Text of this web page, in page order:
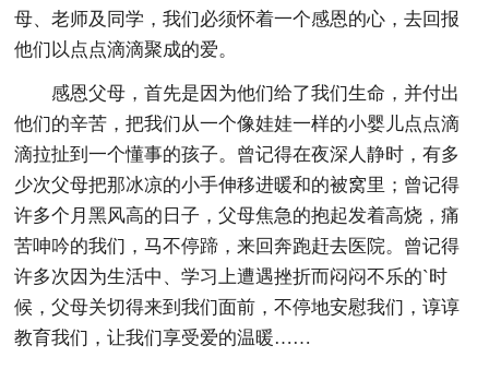
母、老师及同学，我们必须怀着一个感恩的心，去回报
他们以点点滴滴聚成的爱。
感恩父母，首先是因为他们给了我们生命，并付出
他们的辛苦，把我们从一个像娃娃一样的小婴儿点点滴
滴拉扯到一个懂事的孩子。曾记得在夜深人静时，有多
少次父母把那冰凉的小手伸移进暖和的被窝里；曾记得
许多个月黑风高的日子，父母焦急的抱起发着高烧，痛
苦呻吟的我们，马不停蹄，来回奔跑赶去医院。曾记得
许多次因为生活中、学习上遭遇挫折而闷闷不乐的`时
候，父母关切得来到我们面前，不停地安慰我们，谆谆
教育我们，让我们享受爱的温暖……